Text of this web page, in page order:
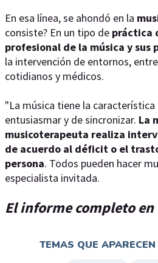
En esa línea, se ahondó en la
consiste? En un tipo de práctica
profesional de la música y sus
la intervención de entornos,
cotidianos y médicos.
"La música tiene la
entusiasmar y de sincronizar. La
musicoterapeuta realiza
de acuerdo al déficit o el
persona. Todos pueden hacer
especialista invitada.
El informe completo
TEMAS QUE